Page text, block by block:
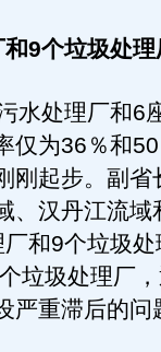
9个垃圾处理
处理厂和6
仅为36％和
刚起步。副省
、汉丹江流域
和9个垃圾
垃圾处理厂
严重滞后的问